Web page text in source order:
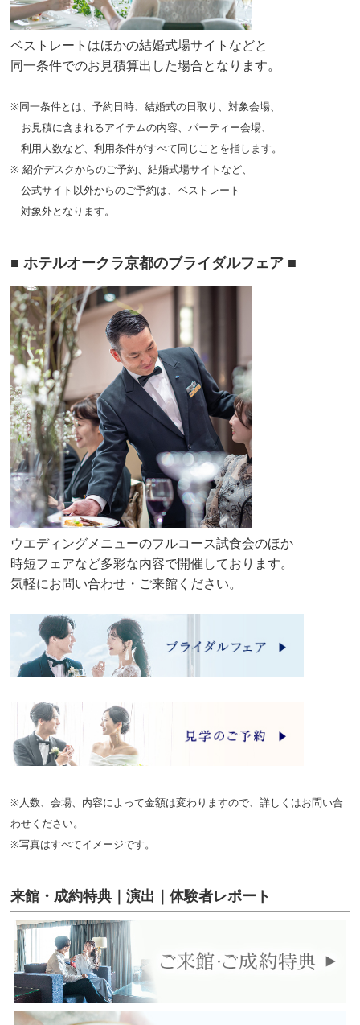
ベストレートはほかの結婚式場サイトなどと
同一条件でのお見積算出した場合となります。
※同一条件とは、予約日時、結婚式の日取り、対象会場、
お見積に含まれるアイテムの内容、パーティー会場、
利用人数など、利用条件がすべて同じことを指します。
※ 紹介デスクからのご予約、結婚式場サイトなど、
公式サイト以外からのご予約は、ベストレート
対象外となります。
■ ホテルオークラ京都のブライダルフェア ■
ウエディングメニューのフルコース試食会のほか
時短フェアなど多彩な内容で開催しております。
気軽にお問い合わせ・ご来館ください。
※人数、会場、内容によって金額は変わりますので、詳しくはお問い合
わせください。
※写真はすべてイメージです。
来館・成約特典｜演出｜体験者レポート